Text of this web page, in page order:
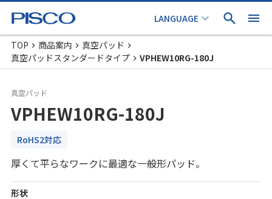
TOP 商品案内
真空パッド
真空パッドスタンダードタイプ
VPHEW10RG-180J
真空パッド
VPHEW10RG-180J
RoHS2対応
厚くて平らなワークに最適な一般形パッド。
形状